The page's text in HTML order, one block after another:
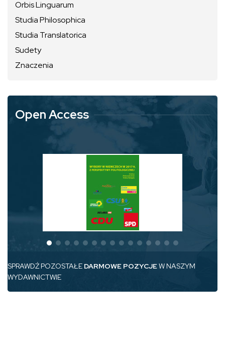
Orbis Linguarum
Studia Philosophica
Studia Translatorica
Sudety
Znaczenia
Open Access
SPRAWDŹ POZOSTAŁE DARMOWE POZYCJEW NASZYM
WYDAWNICTWIE